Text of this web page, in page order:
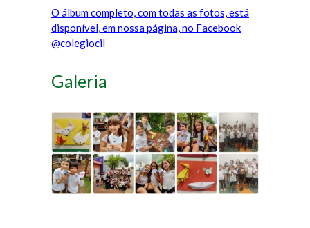
O álbum completo, com todas as fotos, está
disponível, em nossa página, no Facebook
@colegiocil
Galeria